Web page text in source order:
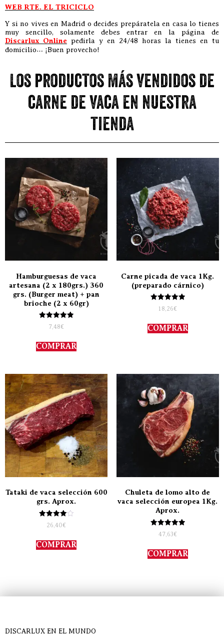
WEB RTE. EL TRICICLO
Y si no vives en Madrid o decides prepáratela en casa lo tienes
muy sencillo, solamente debes entrar en la página de
Discarlux Online pedirla y en 24/48 horas la tienes en tu
domicilio… ¡Buen provecho!
Los productos más vendidos de
carne de vaca en nuestra
tienda
Hamburguesas de vaca
artesana (2 x 180grs.) 360
grs. (Burger meat) + pan
brioche (2 x 60gr)
Valorado
con
de 5
7,48€
COMPRAR
Carne picada de vaca 1Kg.
(preparado cárnico)
Valorado
con
de 5
18,26€
COMPRAR
Tataki de vaca selección 600
grs. Aprox.
Valorado
con
de 5
26,40€
COMPRAR
Chuleta de lomo alto de
vaca selección europea 1Kg.
Aprox.
Valorado
con
de 5
47,63€
COMPRAR
DISCARLUX EN EL MUNDO